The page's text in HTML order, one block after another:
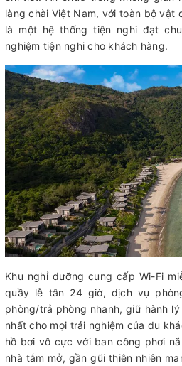
làng chài Việt Nam, với toàn bộ vật
là một hệ thống tiện nghi đạt
nghiệm tiện nghi cho khách hàng.
Khu nghỉ dưỡng cung cấp Wi-Fi
quầy lễ tân 24 giờ, dịch vụ
phòng/trả phòng nhanh, giữ hành
nhất cho mọi trải nghiệm của du
hồ bơi vô cực với ban công phơi
nhà tắm mở, gần gũi thiên nhiên